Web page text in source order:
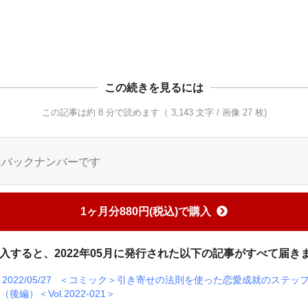
この続きを見るには
この記事は約 8 分で読めます（ 3,143 文字 / 画像 27 枚)
ックナンバーです
1ヶ月分880円(税込)で購入
すると、2022年05月に発行された以下の記事がすべて届き
2022/05/27
＜コミック＞引き寄せの法則を使った恋愛成就のステッ
後編）＜Vol.2022-021＞